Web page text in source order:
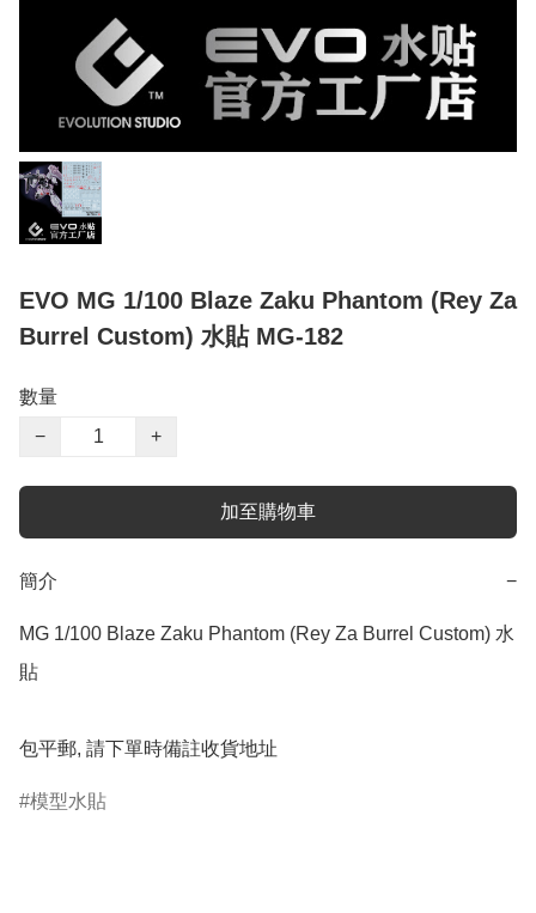
EVO MG 1/100 Blaze Zaku Phantom (Rey Za
Burrel Custom) 水貼 MG-182
數量
−
+
加至購物車
簡介 −
MG 1/100 Blaze Zaku Phantom (Rey Za Burrel Custom) 水
貼
包平郵, 請下單時備註收貨地址
模型水貼